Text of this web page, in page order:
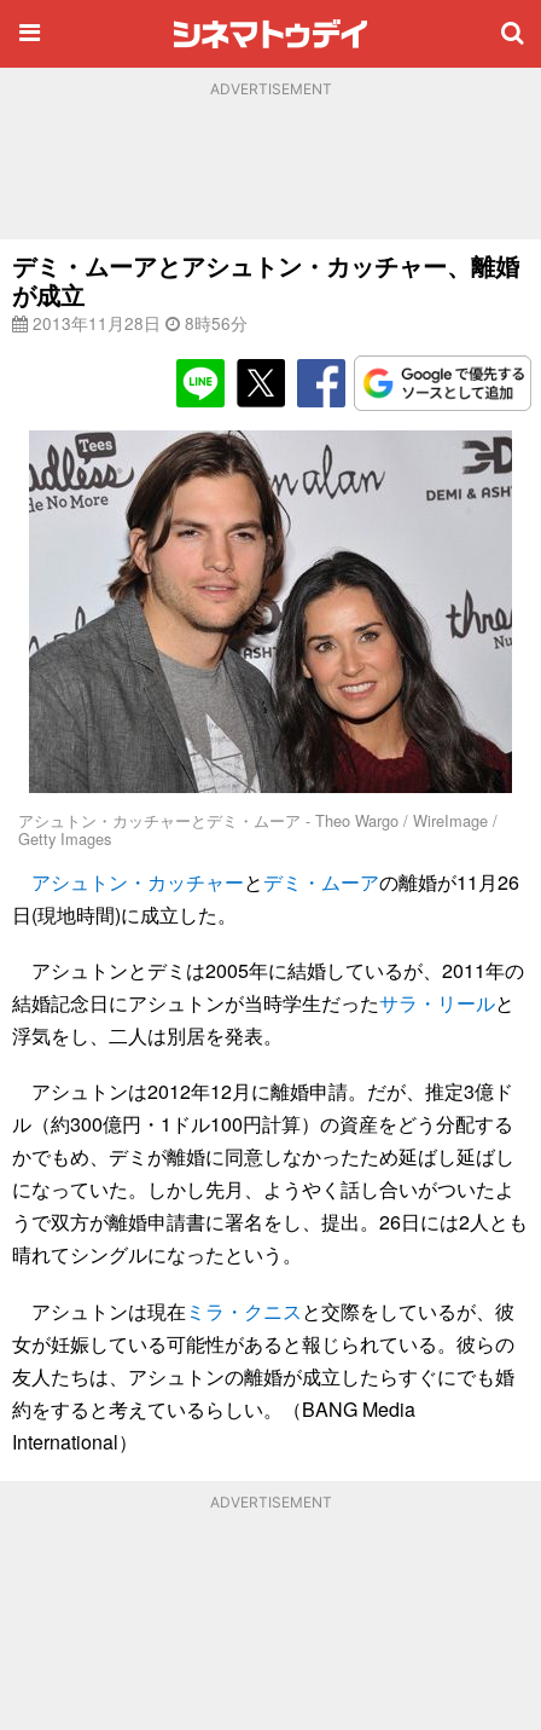
ADVERTISEMENT
デミ・ムーアとアシュトン・カッチャー、離婚
が成立
2013年11月28日 8時56分
アシュトン・カッチャーとデミ・ムーア - Theo Wargo / WireImage /
Getty Images
アシュトン・カッチャーとデミ・ムーアの離婚が11月26
日(現地時間)に成立した。
アシュトンとデミは2005年に結婚しているが、2011年の
結婚記念日にアシュトンが当時学生だったサラ・リールと
浮気をし、二人は別居を発表。
アシュトンは2012年12月に離婚申請。だが、推定3億ド
ル（約300億円・1ドル100円計算）の資産をどう分配する
かでもめ、デミが離婚に同意しなかったため延ばし延ばし
になっていた。しかし先月、ようやく話し合いがついたよ
うで双方が離婚申請書に署名をし、提出。26日には2人とも
晴れてシングルになったという。
アシュトンは現在 ミラ・クニスと交際をしているが、彼
女が妊娠している可能性があると報じられている。彼らの
友人たちは、アシュトンの離婚が成立したらすぐにでも婚
約をすると考えているらしい。（BANG Media
International）
ADVERTISEMENT